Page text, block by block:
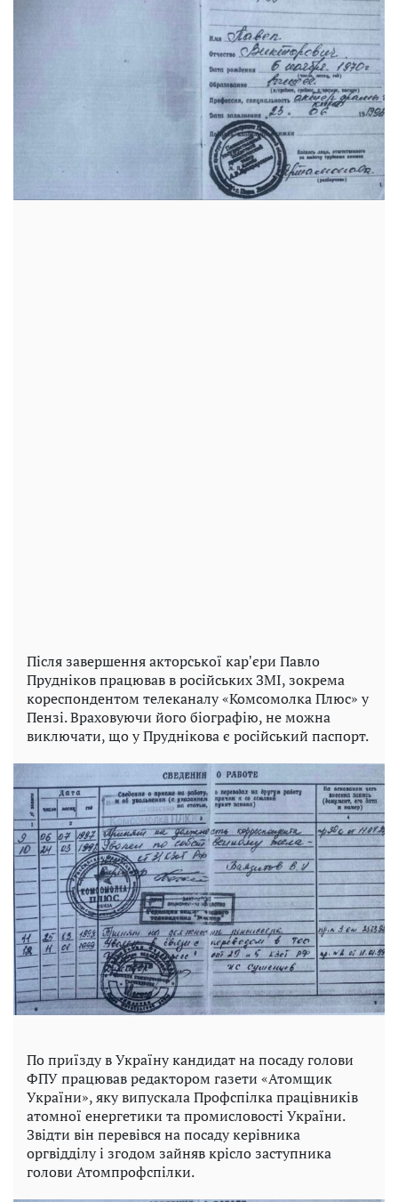
Після завершення акторської карʼєри Павло
Прудніков працював в російських ЗМІ, зокрема
кореспондентом телеканалу «Комсомолка Плюс» у
Пензі. Враховуючи його біографію, не можна
виключати, що у Пруднікова є російський паспорт.
По приїзду в Україну кандидат на посаду голови
ФПУ працював редактором газети «Атомщик
України», яку випускала Профспілка працівників
атомної енергетики та промисловості України.
Звідти він перевівся на посаду керівника
оргвідділу і згодом зайняв крісло заступника
голови Атомпрофспілки.